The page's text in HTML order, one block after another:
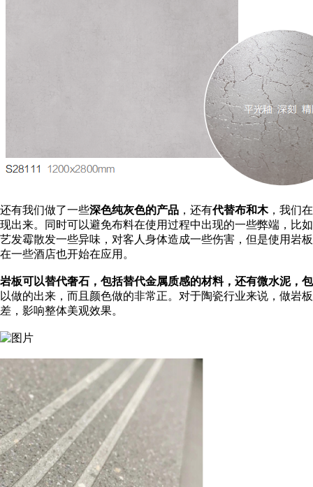
还有我们做了一些深色纯灰色的产品 ，还有代替布和木，我们
现出来。同时可以避免布料在使用过程中出现的一些弊端，比
艺发霉散发一些异味，对客人身体造成一些伤害，但是使用岩
在一些酒店也开始在应用。
岩板可以替代奢石，包括替代金属质感的材料，还有微水泥，
以做的出来，而且颜色做的非常正。对于陶瓷行业来说，做岩
差，影响整体美观效果。